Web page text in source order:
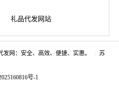
礼品代发网站
网：安全、高效、便捷、实惠。 苏
号-1